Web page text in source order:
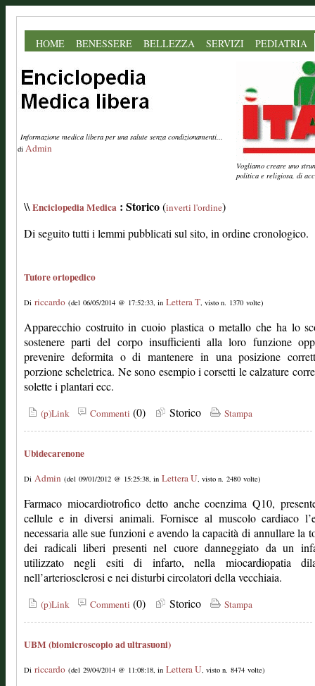
HOME BENESSERE BELLEZZA SERVIZI PEDIATRIA
Informazione medica libera per una salute senza condizionamenti...
di Admin
Vogliamo creare uno
politica e religiosa, di
\\Enciclopedia Medica : Storico(inverti l'ordine)
Di seguito tutti i lemmi pubblicati sul sito, in ordine cronologico.
Tutore ortopedico
Di riccardo (del 06/05/2014 @ 17:52:33, in Lettera T, visto n. 1370 volte)
Apparecchio costruito in cuoio plastica o metallo che ha lo
sostenere parti del corpo insufficienti alla loro funzione
prevenire deformita o di mantenere in una posizione
porzione scheletrica. Ne sono esempio i corsetti le calzature
solette i plantari ecc.
(p)Link Commenti (0) Storico Stampa
Ubidecarenone
Di Admin (del 09/01/2012 @ 15:25:38, in Lettera U, visto n. 2480 volte)
Farmaco miocardiotrofico detto anche coenzima Q10,
cellule e in diversi animali. Fornisce al muscolo cardiaco
necessaria alle sue funzioni e avendo la capacità di annullare la
dei radicali liberi presenti nel cuore danneggiato da un
utilizzato negli esiti di infarto, nella miocardiopatia
nell’arteriosclerosi e nei disturbi circolatori della vecchiaia.
(p)Link Commenti (0) Storico Stampa
UBM (biomicroscopio ad ultrasuoni)
Di riccardo (del 29/04/2014 @ 11:08:18, in Lettera U, visto n. 8474 volte)